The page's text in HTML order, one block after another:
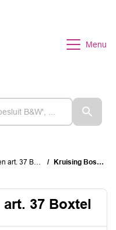
Menu
37 Boxtel Kruising Boseind
37 Boxtel